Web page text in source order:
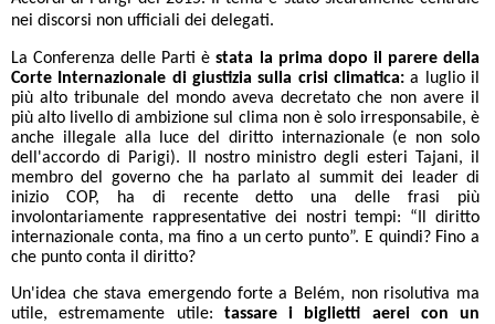
nei discorsi non ufficiali dei delegati.
La Conferenza delle Parti èstata la prima dopo il parere della
Corte Internazionale di giustizia sulla crisi climatica: a luglio il
più alto tribunale del mondo aveva decretato che non avere il
più alto livello di ambizione sul clima non è solo irresponsabile, è
anche illegale alla luce del diritto internazionale (e non solo
dell'accordo di Parigi). Il nostro ministro degli esteri Tajani, il
membro del governo che ha parlato al summit dei leader di
inizio COP, ha di recente detto una delle frasi più
involontariamente rappresentative dei nostri tempi: “Il diritto
internazionale conta, ma fino a un certo punto”. E quindi? Fino a
che punto conta il diritto?
Un'idea che stava emergendo forte a Belém, non risolutiva ma
utile, estremamente utile: tassare i biglietti aerei con un